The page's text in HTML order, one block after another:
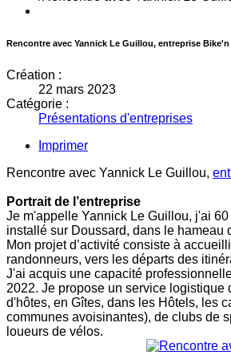
Rencontre avec Yannick Le Guillou, entreprise Bike'n
Création :
22 mars 2023
Catégorie :
Présentations d'entreprises
Imprimer
Rencontre avec Yannick Le Guillou,
Portrait de l’entreprise
Je m'appelle Yannick Le Guillou, j'ai
installé sur Doussard, dans le hameau
Mon projet d’activité consiste à
randonneurs, vers les départs des
J'ai acquis une capacité
2022. Je propose un service logistique
d'hôtes, en Gîtes, dans les Hôtels, les
communes avoisinantes), de clubs de
loueurs de vélos.